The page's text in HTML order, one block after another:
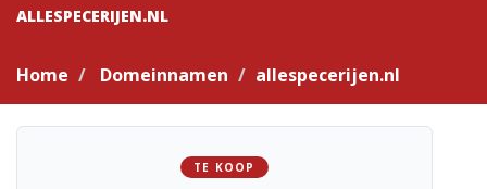
a
t
ALLESPECERIJEN.NL
Home Domeinnamen allespecerijen.nl
TE KOOP